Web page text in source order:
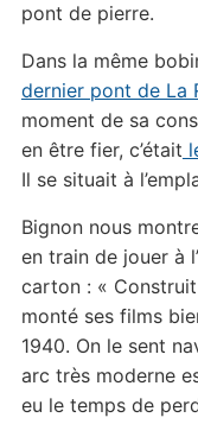
pont de pierre.
Dans la même
dernier pont de La
moment de sa
en être fier, c’était
Il se situait à
Bignon nous
en train de jouer à
carton : «
monté ses films
1940. On le sent
arc très moderne
eu le temps de